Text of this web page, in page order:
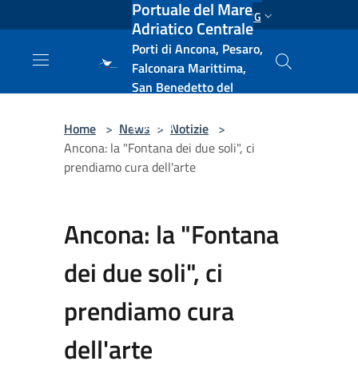
Salta al contenuto principale ENG
Portuale del Mare
Adriatico Centrale
Porti di Ancona, Pesaro,
Falconara Marittima,
San Benedetto del
e Vasto
Home > News > Notizie >
Ancona: la "Fontana dei due soli", ci
prendiamo cura dell'arte
Ancona: la "Fontana
dei due soli", ci
prendiamo cura
dell'arte